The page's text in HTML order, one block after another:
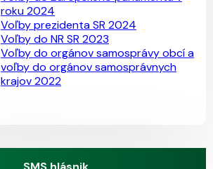
roku 2024
Voľby prezidenta SR 2024
Voľby do NR SR 2023
Voľby do orgánov samosprávy obcí a
voľby do orgánov samosprávnych
krajov 2022